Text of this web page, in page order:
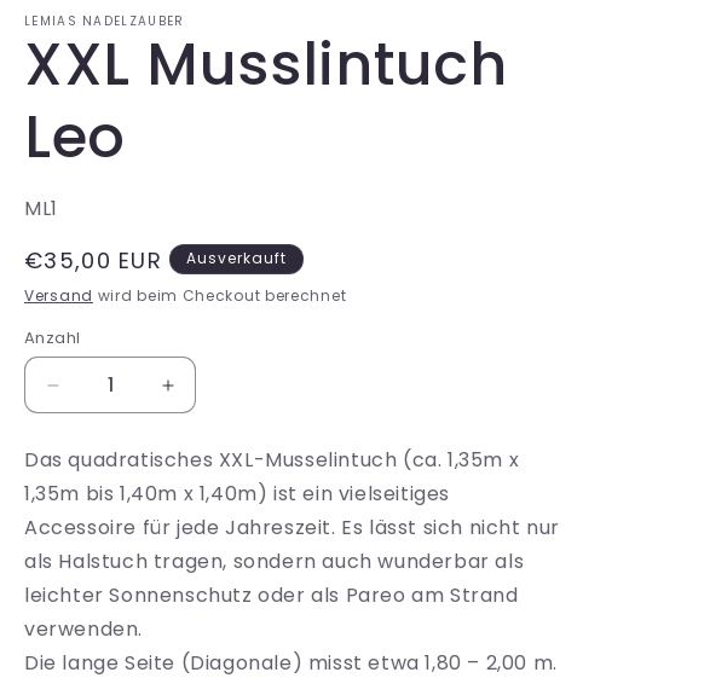
o
n
LEMIAS NADELZAUBER
XXL Musslintuch
Leo
SKU:
ML1
Normaler
Preis
€35,00 EUR
Ausverkauft
Versand wird beim Checkout berechnet
Anzahl
Verringere
die
Menge
für
XXL
Musslintuch
Erhöhe
die
Menge
für
XXL
Musslintuch
Das quadratisches XXL-Musselintuch (ca. 1,35m x
1,35m bis 1,40m x 1,40m) ist ein vielseitiges
Accessoire für jede Jahreszeit. Es lässt sich nicht nur
als Halstuch tragen, sondern auch wunderbar als
leichter Sonnenschutz oder als Pareo am Strand
verwenden.
Die lange Seite (Diagonale) misst etwa 1,80 – 2,00 m.